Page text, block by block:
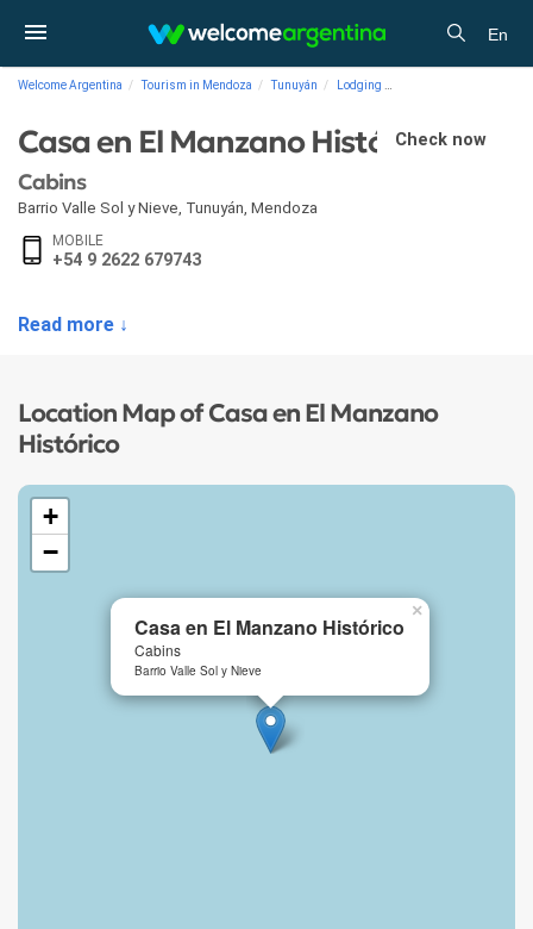
En
Welcome Argentina Tourism in Mendoza Tunuyán Lodging
Check now
Casa en El Manzano Histórico
Cabins
Barrio Valle Sol y Nieve, Tunuyán, Mendoza
MOBILE
+54 9 2622 679743
Read more ↓
Location Map of Casa en El Manzano
Histórico
Casa en El Manzano Histórico
Cabins
Barrio Valle Sol y Nieve
×
+
−